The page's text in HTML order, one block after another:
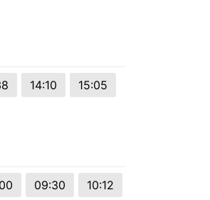
14:10
15:05
09:30
10:12